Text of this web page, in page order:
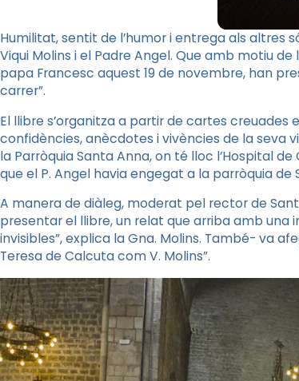
Humilitat, sentit de l’humor i entrega als altres
Viqui Molins i el Padre Angel. Que amb motiu de
papa Francesc aquest 19 de novembre, han
carrer”.
El llibre s’organitza a partir de cartes
confidències, anècdotes i vivències de la seva
la Parròquia Santa Anna, on té lloc l’Hospital
que el P. Angel havia engegat a la parròquia
A manera de diàleg, moderat pel rector de
presentar el llibre, un relat que arriba amb una
invisibles”, explica laGna. Molins. També- va
Teresa de Calcuta com V. Molins”.